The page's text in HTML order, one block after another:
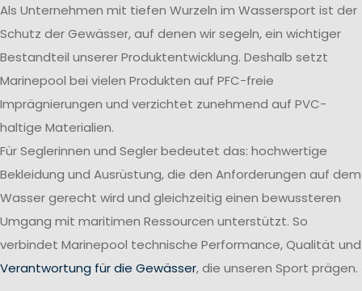
Als Unternehmen mit tiefen Wurzeln im Wassersport ist der
Schutz der Gewässer, auf denen wir segeln, ein wichtiger
Bestandteil unserer Produktentwicklung. Deshalb setzt
Marinepool bei vielen Produkten auf PFC-freie
Imprägnierungen und verzichtet zunehmend auf PVC-
haltige Materialien.
Für Seglerinnen und Segler bedeutet das: hochwertige
Bekleidung und Ausrüstung, die den Anforderungen auf dem
Wasser gerecht wird und gleichzeitig einen bewussteren
Umgang mit maritimen Ressourcen unterstützt. So
verbindet Marinepool technische Performance, Qualität und
Verantwortung für die Gewässer, die unseren Sport prägen.